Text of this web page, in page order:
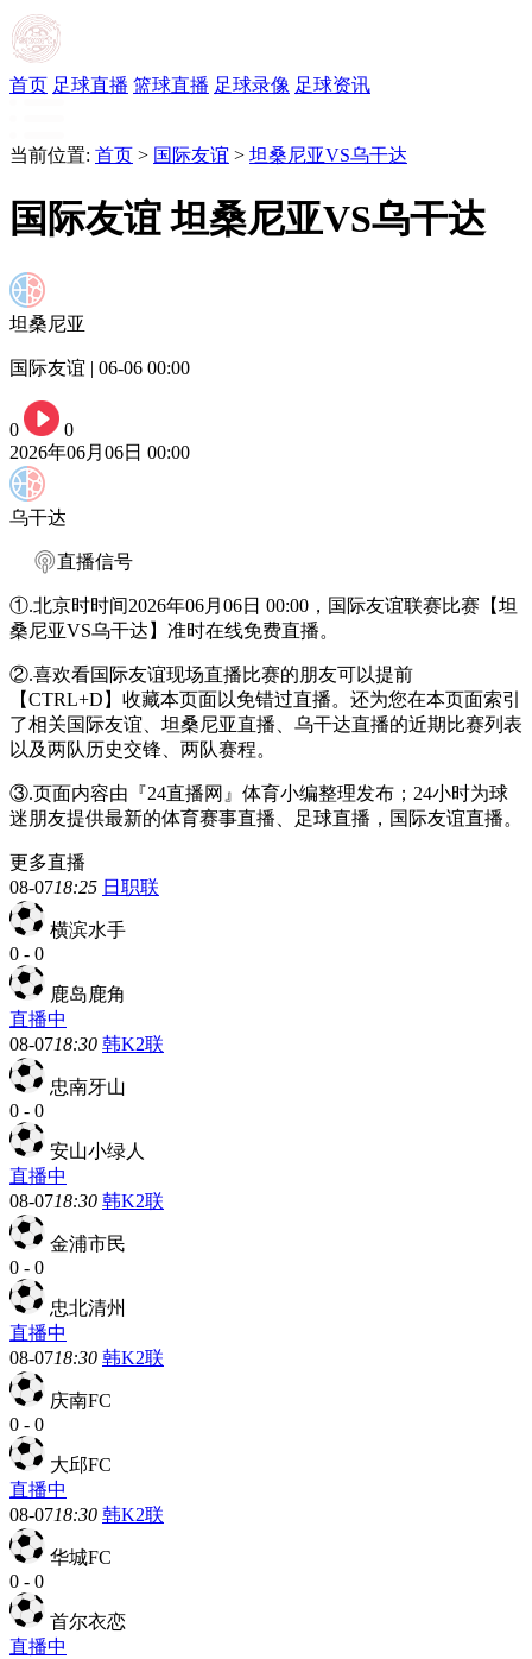
首页 足球直播 篮球直播 足球录像 足球资讯
当前位置: 首页 > 国际友谊 > 坦桑尼亚VS乌干达
国际友谊 坦桑尼亚VS乌干达
坦桑尼亚
国际友谊 | 06-06 00:00
0
0
2026年06月06日 00:00
乌干达
直播信号
①.北京时时间2026年06月06日 00:00，国际友谊联赛比赛【坦
桑尼亚VS乌干达】准时在线免费直播。
②.喜欢看国际友谊现场直播比赛的朋友可以提前
【CTRL+D】收藏本页面以免错过直播。还为您在本页面索引
了相关国际友谊、坦桑尼亚直播、乌干达直播的近期比赛列表
以及两队历史交锋、两队赛程。
③.页面内容由『24直播网』体育小编整理发布；24小时为球
迷朋友提供最新的体育赛事直播、足球直播，国际友谊直播。
更多直播
08-0718:25 日职联
横滨水手
0 - 0
鹿岛鹿角
直播中
08-0718:30 韩K2联
忠南牙山
0 - 0
安山小绿人
直播中
08-0718:30 韩K2联
金浦市民
0 - 0
忠北清州
直播中
08-0718:30 韩K2联
庆南FC
0 - 0
大邱FC
直播中
08-0718:30 韩K2联
华城FC
0 - 0
首尔衣恋
直播中